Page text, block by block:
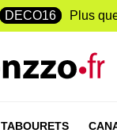
DECO16 Plus
TABOURETS